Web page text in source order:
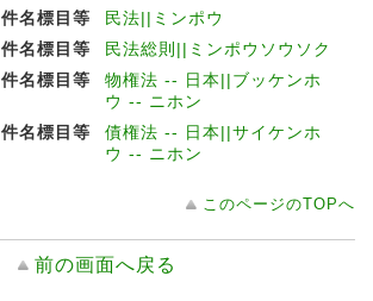
件名標目等
民法||ミンポウ
件名標目等
民法総則||ミンポウソウソク
件名標目等
物権法 -- 日本||ブッケンホ
ウ -- ニホン
件名標目等
債権法 -- 日本||サイケンホ
ウ -- ニホン
このページのTOPへ
前の画面へ戻る